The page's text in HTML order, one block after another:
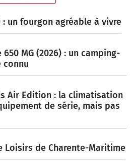
: un fourgon agréable à vivre
MG (2026) : un camping-
Air Edition : la climatisation
de série, mais pas
Loisirs de Charente-Maritime